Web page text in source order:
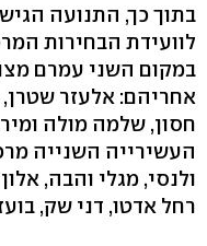
בתוך כך, התנועה
לוועידת הבחירות
במקום השני עמרם
אחריהם: אלעזר שטרן,
חסון, שלמה מולה
העשירייה השנייה
ולנסי, מגלי והבה,
רחל אדטו, דני שק, בועז